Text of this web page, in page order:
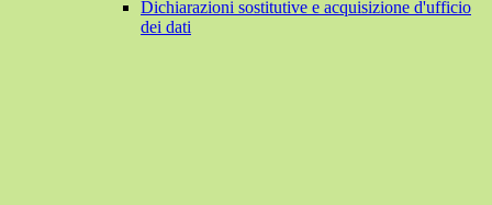
Dichiarazioni sostitutive e acquisizione d'ufficio
dei dati